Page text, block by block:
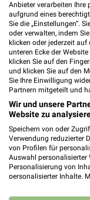
222,94
Markt 4
09481
Heute
219,29
bilgro
09573
Anbieter verarbeiten Ihre
aufgrund eines
Sie die „Einstellungen“.
oder verwalten, indem
klicken oder jederzeit
unteren Ecke der
klicken Sie auf den
und klicken Sie auf den
Sie Ihre Einwilligung
Partnern mitgeteilt und
Wir und unsere
Website zu
Speichern von oder
Verwendung reduzierter
von Profilen für
Auswahl personalisierter
Personalisierung von
personalisierter Inhalte.
Kombinationen von